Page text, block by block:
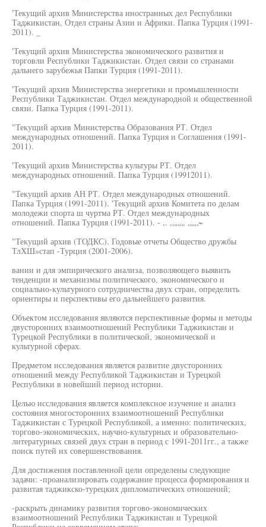
'Текущий архив Министерства иностранных дел Республики
Таджикистан, Отдел страны Азии и Африки. Папка Турция (1991-
2011). _
'Текущий архив Министерства экономического развития и
торговли Республики Таджикистан. Отдел связи со странами
дальнего зарубежья Папки Турция (1991-2011).
'Текущий архив Министерства энергетики и промышленности
Республики Таджикистан. Отдел международной и общественной
связи. Папка Турция (1991-2011).
"Текущий архив Министерства Образования РТ. Отдел
международных отношений. Папка Турция и Соглашения (1991-
2011).
'Текущий архив Министерства культуры РТ. Отдел
международных отношений. Папка Турция (19912011).
"Текущий архив АН РТ. Отдел международных отношений.
Папка Турция (1991-2011). 'Текущий архив Комитета по делам
молодежи спорта ш чуртма РТ. Отдел международных
отношений. Папка Турция (1991-2011). - ,. ,„„„, „„„~
"Текущий архив (ТОДКС). Годовые отчеты Общество дружбы
ТлХШ»стап -Турция (2001-2006).
вании и для эмпирического анализа, позволяющего выявить
тенденции и механизмы политического, экономического и
социально-культурного сотрудничества двух стран, определить
ориентиры и перспективы его дальнейшего развития.
Объектом исследования являются перспективные формы и методы
двусторонних взаимоотношений Республики Таджикистан и
Турецкой Республики в политической, экономической и
культурной сферах.
Предметом исследования является развитие двусторонних
отношений между Республикой Таджикистан и Турецкой
Республики в новейший период истории.
Целью исследования является комплексное изучение и анализ
состояния многосторонних взаимоотношений Республики
Таджикистан с Турецкой Республикой, а именно: политических,
торгово-экономических, научно-культурных и образовательно-
литературных связей двух стран в период с 1991-2011гг., а также
поиск путей их совершенствования.
Для достижения поставленной цели определены следующие
задачи: -проанализировать содержание процесса формирования и
развитая таджикско-турецких дипломатических отношений;
-раскрыть динамику развития торгово-экономических
взаимоотношений Республики Таджикистан и Турецкой